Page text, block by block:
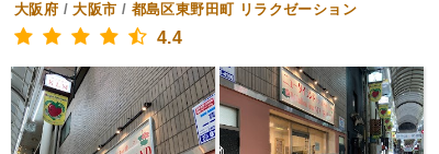
大阪府 /大阪市 / 都島区東野田町 リラクゼーション
4.4